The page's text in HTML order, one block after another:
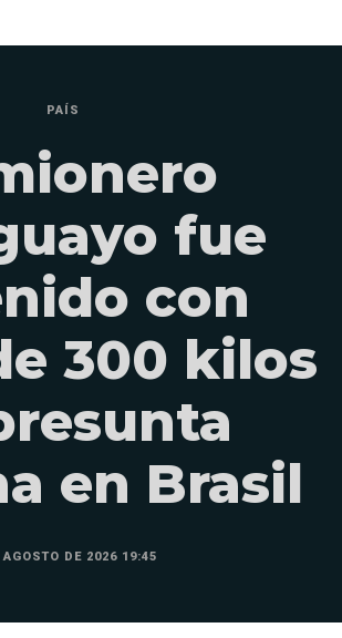
PAÍS
fue
con
300 kilos
en Brasil
AGOSTO DE 2026 19:45